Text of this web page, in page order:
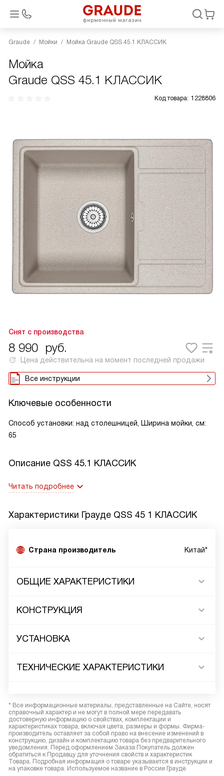
Graude Мойки Мойка Graude QSS 45.1 КЛАССИК
Мойка
Graude QSS 45.1 КЛАССИК
Код товара: 1228806
Снят с производства
8 990 руб.
Цена действительна на момент последней продажи
Все инструкции
Ключевые особенности
Способ установки: над столешницей, Ширина мойки, см:
65
Описание QSS 45.1 КЛАССИК
Читать подробнее
Характеристики Грауде QSS 45 1 КЛАССИК
Страна производитель Китай*
ОБЩИЕ ХАРАКТЕРИСТИКИ
КОНСТРУКЦИЯ
УСТАНОВКА
ТЕХНИЧЕСКИЕ ХАРАКТЕРИСТИКИ
* Все информационные материалы, представленные на Сайте, носят
справочный характер и не могут в полной мере передавать
достоверную информацию о свойствах, комплектации и
характеристиках товара, включая цвета, размеры и формы. Фирма-
производитель оставляет за собой право на внесение изменений в
конструкцию, дизайн и комплектацию товара без предварительного
уведомления. Перед оформлением Заказа Покупатель должен
обратиться к Продавцу для уточнения свойств и характеристик
Товара. Подробная информация о товаре указывается в инструкции и
на упаковке товара. Используемое название в России Грауде